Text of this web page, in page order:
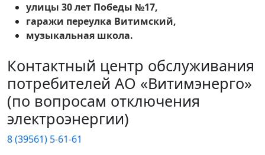
улицы 30 лет Победы №17,
гаражи переулка Витимский,
музыкальная школа.
Контактный центр обслуживания
потребителей АО «Витимэнерго»
(по вопросам отключения
электроэнергии)
8 (39561) 5-61-61